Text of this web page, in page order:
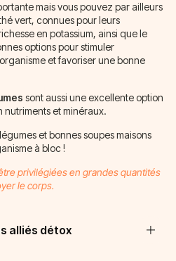
mais vous pouvez par ailleurs
vert, connues pour leurs
en potassium, ainsi que le
options pour stimuler
et favoriser une bonne
sont aussi une excellente option
et minéraux.
et bonnes soupes maisons
à bloc !
privilégiées en grandes quantités
le corps.
alliés détox